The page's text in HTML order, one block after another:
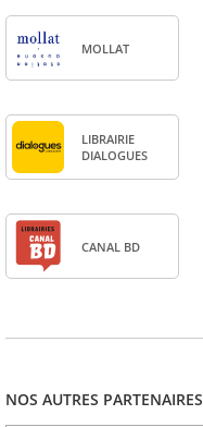
MOL­LAT
LIBRAI­RIE
DIA­LOGUES
CANAL BD
NOS AUTRES PARTENAIRES